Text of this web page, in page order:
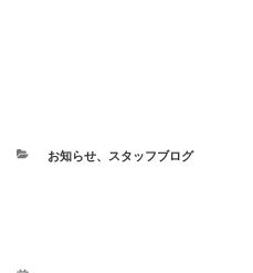
カ
お知らせ、 スタッフブログ
投